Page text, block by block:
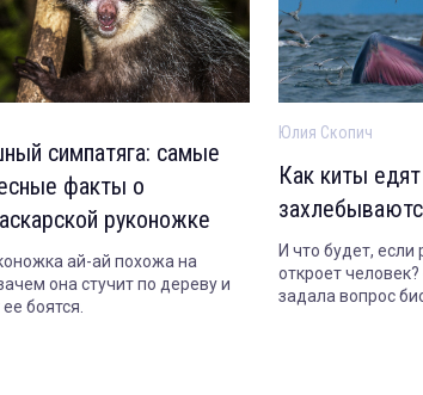
симпатяга: самые
факты о
руконожке
ай-ай похожа на
она стучит по дереву и
боятся.
Юлия Скопич
Как киты
И что будет, если
откроет
задала вопрос